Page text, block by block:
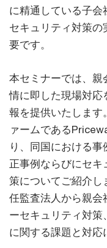
に精通している子会
セキュリティ対策
要です。
本セミナーでは、親
情に即した現場対応
報を提供いたします
ァームである
り、同国における
正事例ならびにセ
策についてご紹介
任監査法人から親会
ーセキュリティ対策
に関する課題と対応